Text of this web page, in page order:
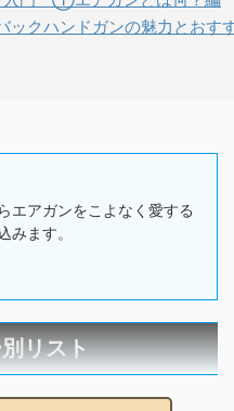
ックハンドガンの魅力とおす
エアガンをこよなく愛する
みます。
リスト